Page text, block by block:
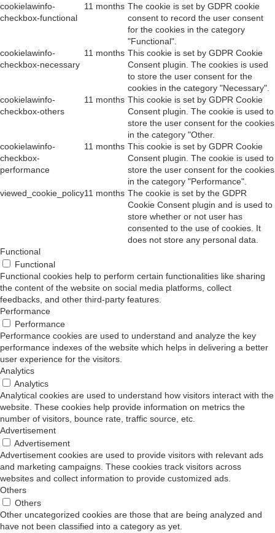
cookielawinfo-
checkbox-functional
11 months The cookie is set by GDPR cookie
consent to record the user consent
for the cookies in the category
"Functional".
cookielawinfo-
checkbox-necessary
11 months This cookie is set by GDPR Cookie
Consent plugin. The cookies is used
to store the user consent for the
cookies in the category "Necessary".
cookielawinfo-
checkbox-others
11 months This cookie is set by GDPR Cookie
Consent plugin. The cookie is used to
store the user consent for the cookies
in the category "Other.
cookielawinfo-
checkbox-
performance
11 months This cookie is set by GDPR Cookie
Consent plugin. The cookie is used to
store the user consent for the cookies
in the category "Performance".
viewed_cookie_policy11 months The cookie is set by the GDPR
Cookie Consent plugin and is used to
store whether or not user has
consented to the use of cookies. It
does not store any personal data.
Functional
Functional
Functional cookies help to perform certain functionalities like sharing
the content of the website on social media platforms, collect
feedbacks, and other third-party features.
Performance
Performance
Performance cookies are used to understand and analyze the key
performance indexes of the website which helps in delivering a better
user experience for the visitors.
Analytics
Analytics
Analytical cookies are used to understand how visitors interact with the
website. These cookies help provide information on metrics the
number of visitors, bounce rate, traffic source, etc.
Advertisement
Advertisement
Advertisement cookies are used to provide visitors with relevant ads
and marketing campaigns. These cookies track visitors across
websites and collect information to provide customized ads.
Others
Others
Other uncategorized cookies are those that are being analyzed and
have not been classified into a category as yet.